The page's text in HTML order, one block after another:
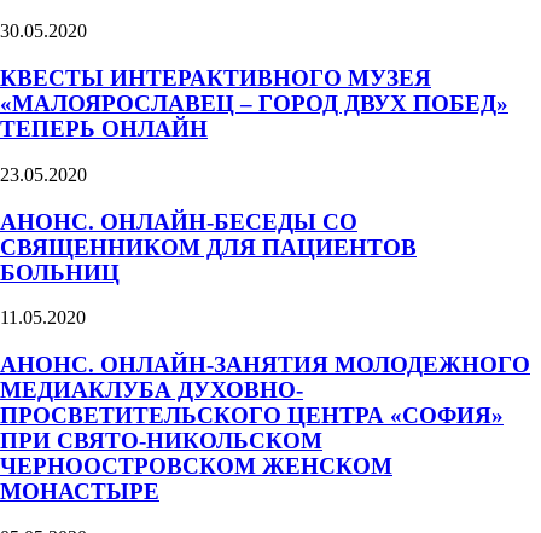
30.05.2020
КВЕСТЫ ИНТЕРАКТИВНОГО МУЗЕЯ
«МАЛОЯРОСЛАВЕЦ – ГОРОД ДВУХ ПОБЕД»
ТЕПЕРЬ ОНЛАЙН
23.05.2020
АНОНС. ОНЛАЙН-БЕСЕДЫ СО
СВЯЩЕННИКОМ ДЛЯ ПАЦИЕНТОВ
БОЛЬНИЦ
11.05.2020
АНОНС. ОНЛАЙН-ЗАНЯТИЯ МОЛОДЕЖНОГО
МЕДИАКЛУБА ДУХОВНО-
ПРОСВЕТИТЕЛЬСКОГО ЦЕНТРА «СОФИЯ»
ПРИ СВЯТО-НИКОЛЬСКОМ
ЧЕРНООСТРОВСКОМ ЖЕНСКОМ
МОНАСТЫРЕ